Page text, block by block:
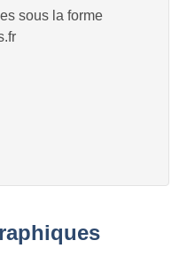
sous la forme